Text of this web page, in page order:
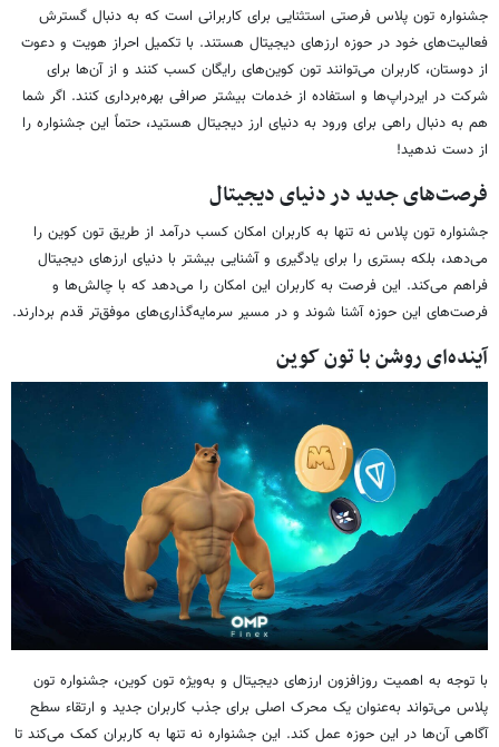
جشنواره تون پلاس فرصتی استثنایی برای کاربرانی است که به دنبال گسترش
فعالیت‌های خود در حوزه ارزهای دیجیتال هستند. با تکمیل احراز هویت و دعوت
از دوستان، کاربران می‌توانند تون کوین‌های رایگان کسب کنند و از آن‌ها برای
شرکت در ایردراپ‌ها و استفاده از خدمات بیشتر صرافی بهره‌برداری کنند. اگر شما
هم به دنبال راهی برای ورود به دنیای ارز دیجیتال هستید، حتماً این جشنواره را
از دست ندهید!
فرصت‌های جدید در دنیای دیجیتال
جشنواره تون پلاس نه تنها به کاربران امکان کسب درآمد از طریق تون کوین را
می‌دهد، بلکه بستری را برای یادگیری و آشنایی بیشتر با دنیای ارزهای دیجیتال
فراهم می‌کند. این فرصت به کاربران این امکان را می‌دهد که با چالش‌ها و
فرصت‌های این حوزه آشنا شوند و در مسیر سرمایه‌گذاری‌های موفق‌تر قدم بردارند.
آینده‌ای روشن با تون کوین
با توجه به اهمیت روزافزون ارزهای دیجیتال و به‌ویژه تون کوین، جشنواره تون
پلاس می‌تواند به‌عنوان یک محرک اصلی برای جذب کاربران جدید و ارتقاء سطح
آگاهی آن‌ها در این حوزه عمل کند. این جشنواره نه تنها به کاربران کمک می‌کند تا